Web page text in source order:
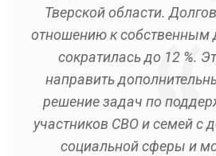
Тверской области.
отношению к собственным
сократилась до 12 %.
направить
решение задач по
участников СВО и семей с
социальной сферы и